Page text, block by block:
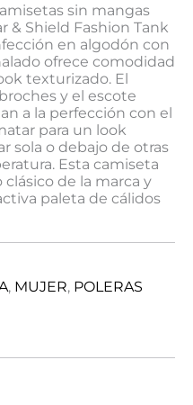
sin mangas
& Shield Fashion Tank
en algodón con
ofrece comodidad
texturizado. El
y el escote
a la perfección con el
para un look
sola o debajo de otras
Esta camiseta
de la marca y
paleta de cálidos
, MUJER, POLERAS